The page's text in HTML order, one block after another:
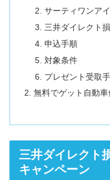
サーティワンア
三井ダイレクト
申込手順
対象条件
プレゼント受取
無料でゲット自動
三井ダイレクト
キャンペーン